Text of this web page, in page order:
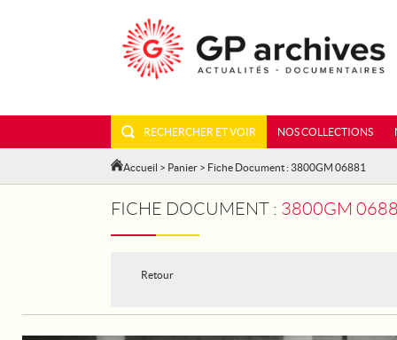
RECHERCHER ET VOIR NOS COLLECTIONS
Accueil > Panier > Fiche Document : 3800GM 06881
FICHE DOCUMENT : 3800GM 06881 -
Retour